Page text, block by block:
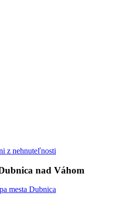
z nehnuteľnosti
nad Váhom